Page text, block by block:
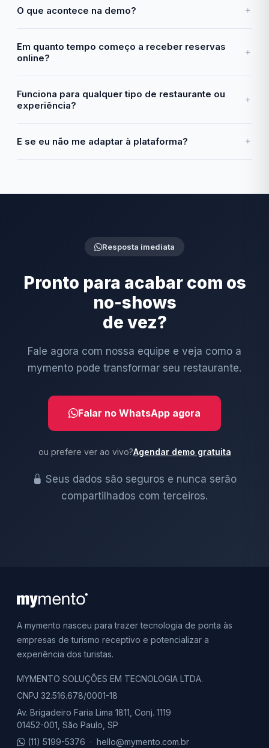
O que acontece na demo?
Em quanto tempo começo a receber reservas
online?
Funciona para qualquer tipo de restaurante ou
experiência?
E se eu não me adaptar à plataforma?
Resposta imediata
Pronto para acabar com os
no-shows
de vez?
Fale agora com nossa equipe e veja como a
mymento pode transformar seu restaurante.
Falar no WhatsApp agora
ou prefere ver ao vivo?Agendar demo gratuita
Seus dados são seguros e nunca serão
compartilhados com terceiros.
A mymento nasceu para trazer tecnologia de ponta às
empresas de turismo receptivo e potencializar a
experiência dos turistas.
MYMENTO SOLUÇÕES EM TECNOLOGIA LTDA.
CNPJ 32.516.678/0001-18
Av. Brigadeiro Faria Lima 1811, Conj. 1119
01452-001, São Paulo, SP
(11) 5199-5376 · hello@mymento.com.br